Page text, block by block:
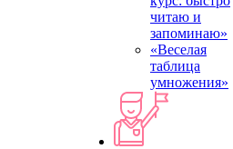
читаю и
запоминаю»
«Веселая
таблица
умножения»